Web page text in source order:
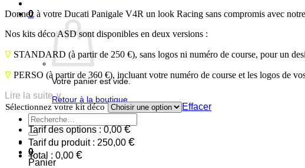
0
Votre panier est vide.
Retour à la boutique
Recherche
pour :
0
Panier
Donnez à votre Ducati Panigale V4R un look Racing sans compromis avec
Nos kits déco ASD sont disponibles en deux versions :
∇ STANDARD (à partir de 250 €), sans logos ni numéro de course, pour un
∇ PERSO (à partir de 360 €), incluant votre numéro de course et les logos de
Lire la suite ∨
Sélectionnez votre kit déco Effacer
Tarif des options : 0,00 €
Tarif du produit : 250,00 €
Total : 0,00 €